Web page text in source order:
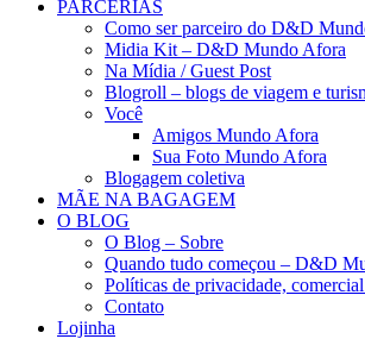
PARCERIAS
Como ser parceiro do D&D
Midia Kit – D&D Mundo Afora
Na Mídia / Guest Post
Blogroll – blogs de viagem e
Você
Amigos Mundo Afora
Sua Foto Mundo Afora
Blogagem coletiva
MÃE NA BAGAGEM
O BLOG
O Blog – Sobre
Quando tudo começou – D&D
Políticas de privacidade,
Contato
Lojinha